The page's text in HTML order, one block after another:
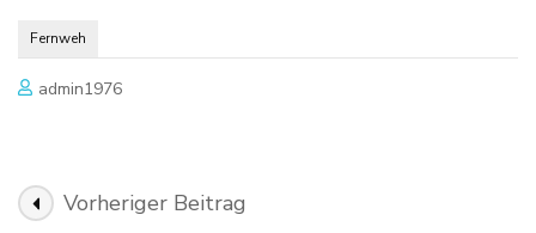
Fernweh
admin1976
Beitragsnavigation
Vorheriger Beitrag